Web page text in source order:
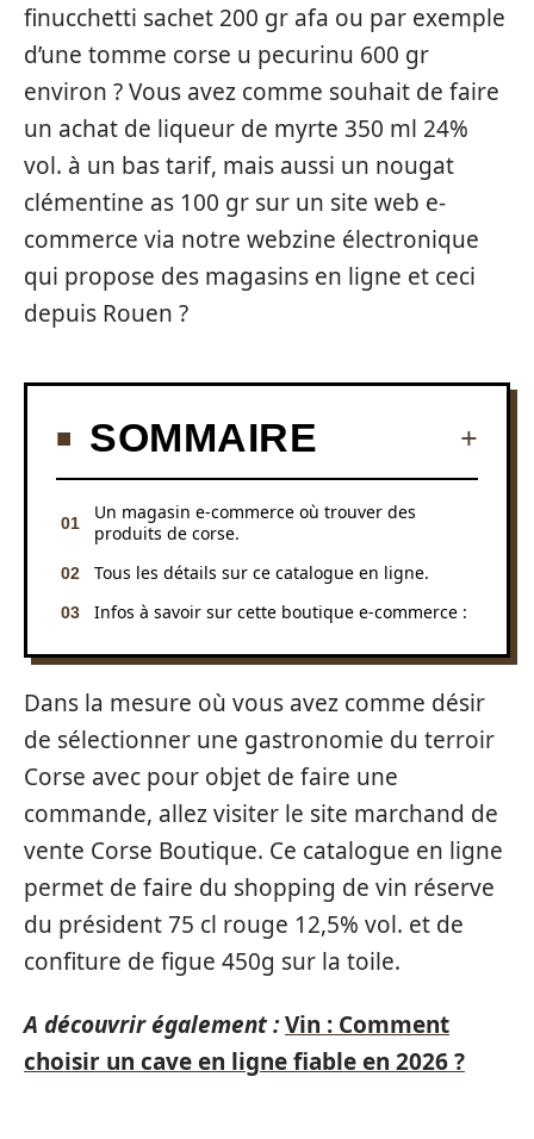
finucchetti sachet 200 gr afa ou par exemple
d’une tomme corse u pecurinu 600 gr
environ ? Vous avez comme souhait de faire
un achat de liqueur de myrte 350 ml 24%
vol. à un bas tarif, mais aussi un nougat
clémentine as 100 gr sur un site web e-
commerce via notre webzine électronique
qui propose des magasins en ligne et ceci
depuis Rouen ?
SOMMAIRE
Un magasin e-commerce où trouver des
produits de corse.
Tous les détails sur ce catalogue en ligne.
Infos à savoir sur cette boutique e-commerce :
Dans la mesure où vous avez comme désir
de sélectionner une gastronomie du terroir
Corse avec pour objet de faire une
commande, allez visiter le site marchand de
vente Corse Boutique. Ce catalogue en ligne
permet de faire du shopping de vin réserve
du président 75 cl rouge 12,5% vol. et de
confiture de figue 450g sur la toile.
A découvrir également :Vin : Comment
choisir un cave en ligne fiable en 2026 ?